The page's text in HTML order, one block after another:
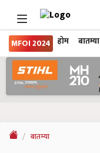
MFOI 2024 होम बातम्या
बातम्या